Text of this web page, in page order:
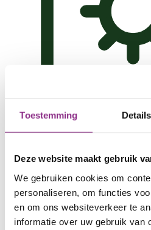
Toestemming Details
Deze website maakt gebruik
We gebruiken cookies om
personaliseren, om functies
en om ons websiteverkeer te
informatie over uw gebruik van
Slim verwarmen
of via een warmtenet.
Lees verder